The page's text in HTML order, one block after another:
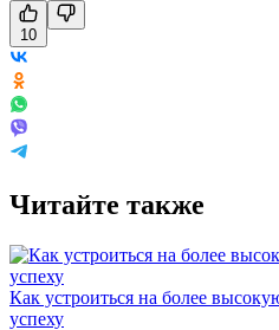
10
Читайте также
Как устроиться на более
успеху